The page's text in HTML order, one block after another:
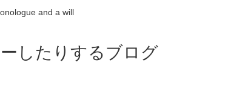
and a will
したりするブログ